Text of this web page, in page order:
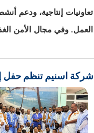
تعاونيات إنتاجية، ودعم
العمل. وفي مجال الأمن الغذائي، تم دعم 17
شركة اسنيم تنظم حفل